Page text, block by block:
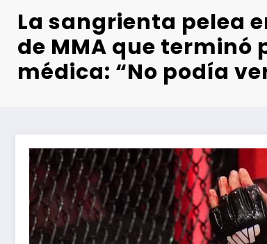
La sangrienta pelea
de MMA que terminó
médica: “No podía